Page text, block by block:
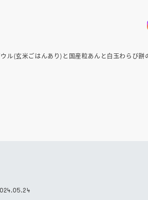
(玄米ごはんあり)と国産粒あんと白玉わらび餅